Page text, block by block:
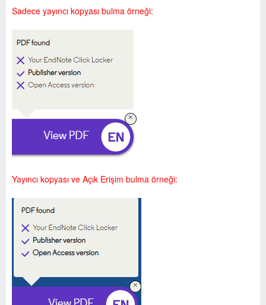
Sadece yayıncı kopyası bulma örneği:
Yayıncı kopyası ve Açık Erişim bulma örneği: